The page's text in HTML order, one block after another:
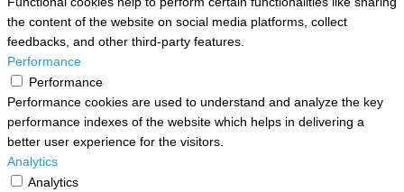
the content of the website on social media platforms, collect
feedbacks, and other third-party features.
Performance
Performance
Performance cookies are used to understand and analyze the key
performance indexes of the website which helps in delivering a
better user experience for the visitors.
Analytics
Analytics